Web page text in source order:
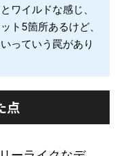
ワイルドな感じ、
ト5箇所あるけど、
っていう罠があり
点